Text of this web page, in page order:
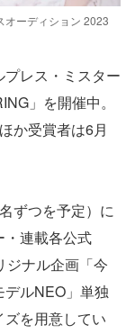
オーディション 2023
レス・ミスター
」を開催中。
か受賞者は6月
ずつを予定）に
・連載各公式
ジナル企画「今
ルNEO」単独
を用意してい